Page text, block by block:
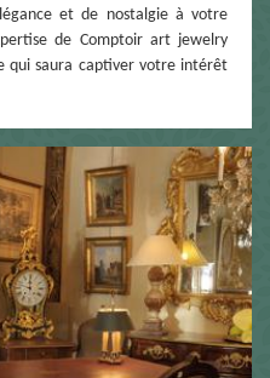
et de nostalgie à votre
de Comptoir art jewelry
qui saura captiver votre intérêt